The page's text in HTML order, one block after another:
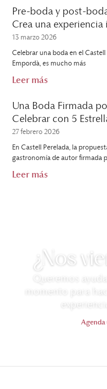
Pre-boda y post-
Crea una
13 marzo 2026
Celebrar una boda en el
Empordà, es mucho más
Leer más
Una Boda Firmada
Celebrar con 5
27 febrero 2026
En Castell Perelada, la
gastronomía de autor firmada
Leer más
¿Nos
Queremos
momento para
Agenda